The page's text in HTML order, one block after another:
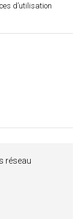
d’utilisation
réseau